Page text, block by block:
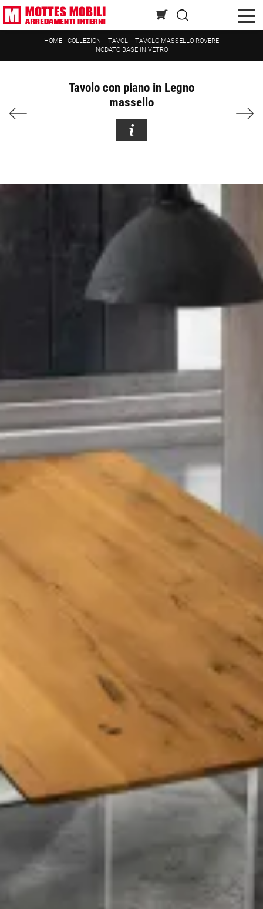
HOME - COLLEZIONI - TAVOLI - TAVOLO MASSELLO ROVERE
NODATO BASE IN VETRO
Tavolo con piano in Legno
massello